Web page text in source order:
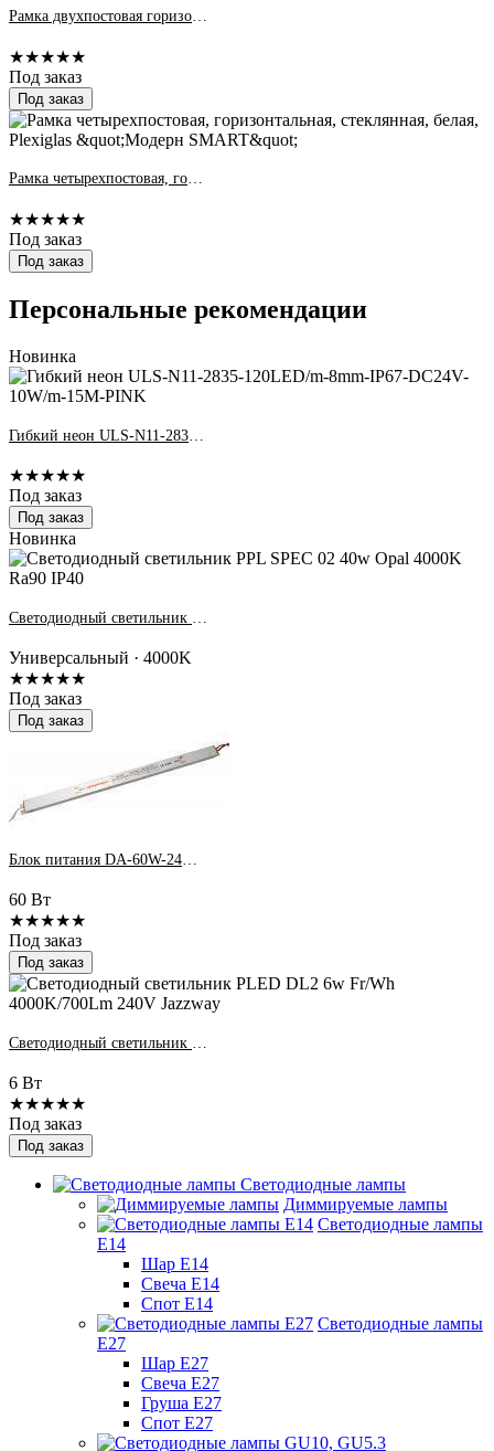
★★★★★
Под заказ
Под заказ
Рамка четырехпостовая, горизонтальная, стеклянная, белая, Plexiglas &quot;Модерн SMART&quot;
★★★★★
Под заказ
Под заказ
Персональные рекомендации
Новинка
★★★★★
Под заказ
Под заказ
Новинка
Универсальный · 4000K
★★★★★
Под заказ
Под заказ
Блок питания DA-60W-24V IP20 2.5A
60 Вт
★★★★★
Под заказ
Под заказ
6 Вт
★★★★★
Под заказ
Под заказ
Светодиодные лампы
Диммируемые лампы
Светодиодные лампы
Е14
Шар Е14
Свеча Е14
Спот Е14
Светодиодные лампы
Е27
Шар Е27
Свеча Е27
Груша Е27
Спот Е27